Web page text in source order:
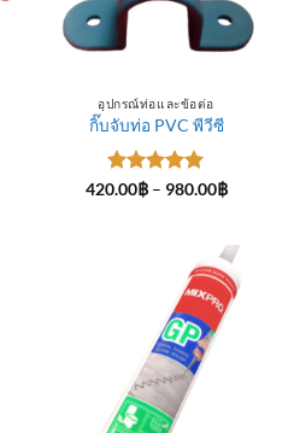
อุปกรณ์ท่อและข้อต่อ
กิ๊บจับท่อ PVC พีวีซี
ให้คะแนน
420.00฿ – 980.00฿Price
980.00฿